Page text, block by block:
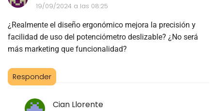
19/09/2024 a las 08:25
¿Realmente el diseño ergonómico mejora la precisión y
facilidad de uso del potenciómetro deslizable? ¿No será
más marketing que funcionalidad?
Responder
Cian Llorente